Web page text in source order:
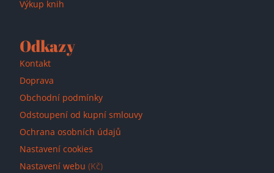
Výkup knih
Odkazy
Kontakt
Doprava
Obchodní podmínky
Odstoupení od kupní smlouvy
Ochrana osobních údajů
Nastavení cookies
Nastavení webu (Kč)